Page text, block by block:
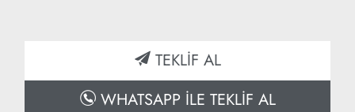
TEKLİF AL
WHATSAPP İLE TEKLİF AL